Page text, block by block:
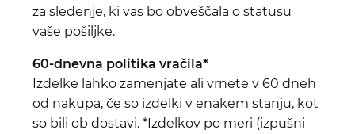
za sledenje, ki vas bo obveščala o statusu
vaše pošiljke.
60-dnevna politika vračila*
Izdelke lahko zamenjate ali vrnete v 60 dneh
od nakupa, če so izdelki v enakem stanju, kot
so bili ob dostavi. *Izdelkov po meri (izpušni